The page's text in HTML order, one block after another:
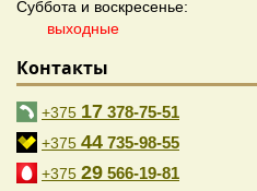
Суббота и воскресенье:
выходные
Контакты
+375 17 378-75-51
+375 44 735-98-55
+375 29 566-19-81